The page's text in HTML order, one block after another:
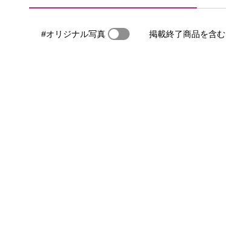
#オリジナル写真 掲載終了商品を含む